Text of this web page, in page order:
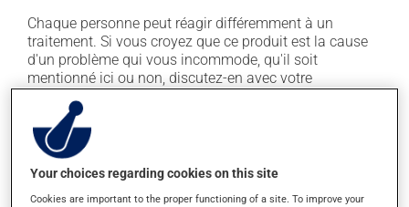
Chaque personne peut réagir différemment à un
traitement. Si vous croyez que ce produit est la cause
d'un problème qui vous incommode, qu'il soit
mentionné ici ou non, discutez-en avec votre
professionnel(le) de la santé. Il ou elle peut vous aider
à déterminer si votre traitement en est effectivement la
cause et, au besoin, vous aider à bien gérer la situation.
Conservation
Your choices regarding cookies on this site
Cookies are important to the proper functioning of a site. To improve your